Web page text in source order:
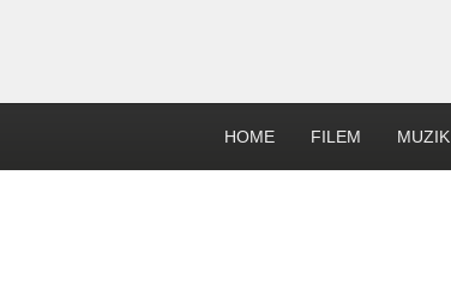
HOME FILEM MUZIK